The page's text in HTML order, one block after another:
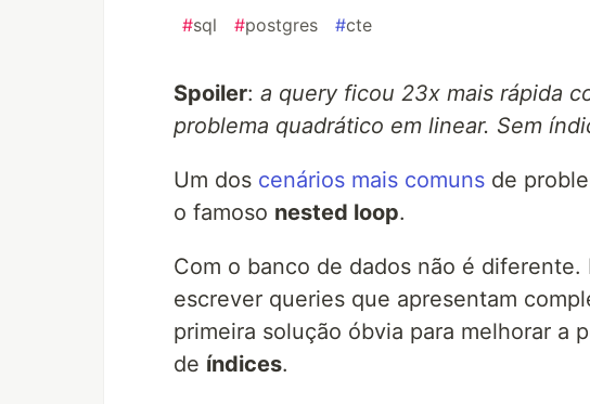
#sql #postgres #cte
Spoiler: a query ficou 23x mais rápida
problema quadrático em linear. Sem
Um dos cenários mais comuns de
o famoso nested loop.
Com o banco de dados não é
escrever queries que apresentam
primeira solução óbvia para melhorar a
de índices.